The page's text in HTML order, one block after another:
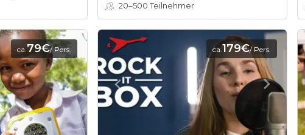
20–500Teilnehmer
ca.79€/ Pers. ca.179€/ Pers.